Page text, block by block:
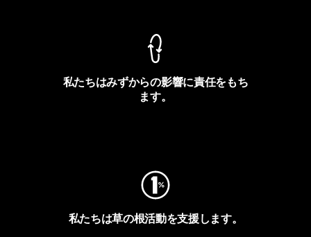
私たちはみずからの影響に責任をもち
ます。
私たちは草の根活動を支援します。